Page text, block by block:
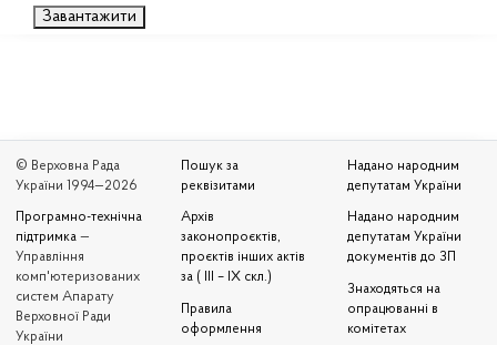
Завантажити
© Верховна Рада
України 1994—2026
Програмно-технічна
підтримка —
Управління
комп'ютеризованих
систем Апарату
Верховної Ради
України
Пошук за
реквізитами
Архів
законопроєктів,
проєктів інших актів
за ( III – IX скл.)
Правила
оформлення
Надано народним
депутатам України
Надано народним
депутатам України
документів до ЗП
Знаходяться на
опрацюванні в
комітетах